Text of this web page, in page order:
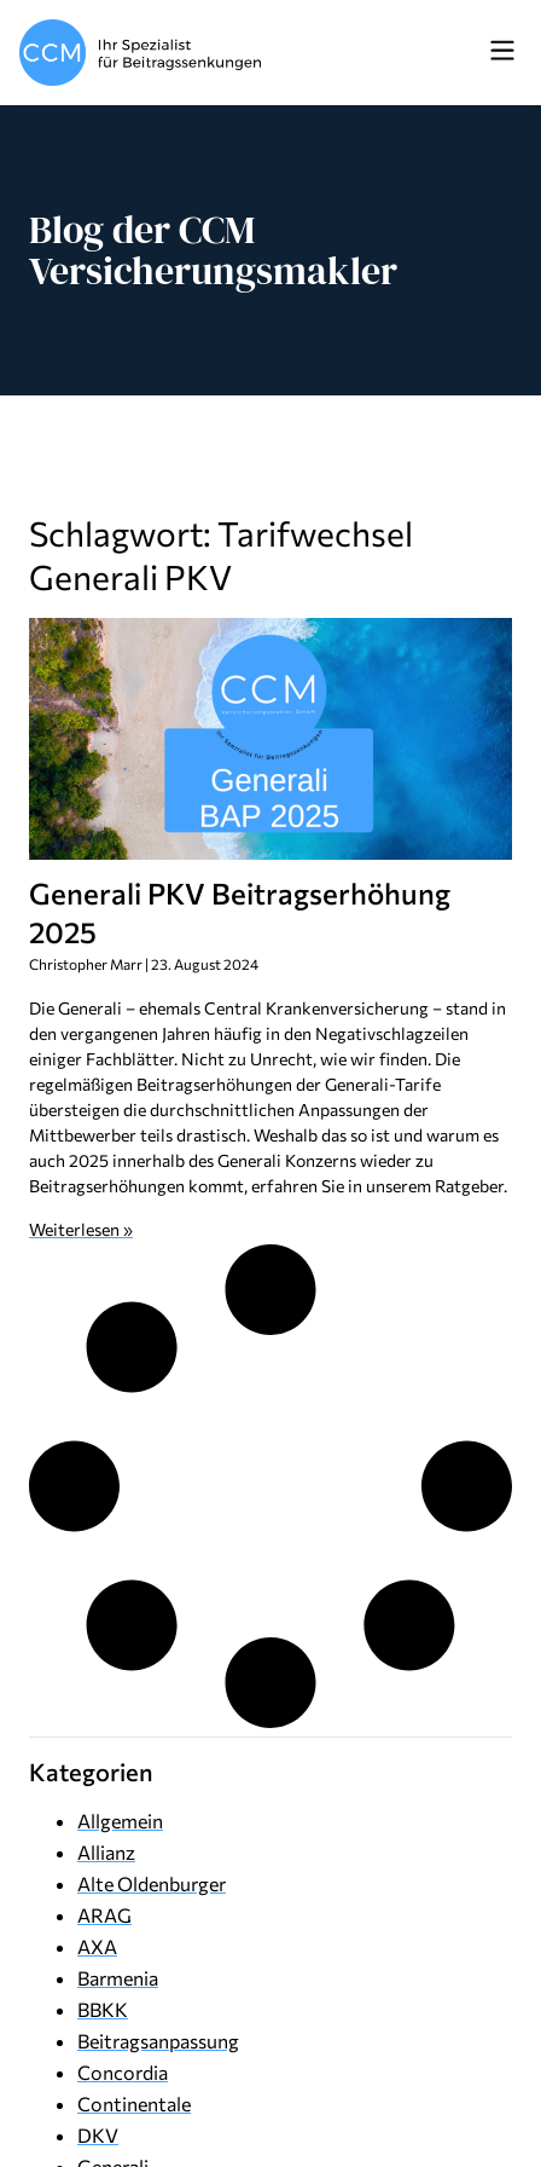
Blog der CCM
Versicherungsmakler
Schlagwort: Tarifwechsel
Generali PKV
Generali PKV Beitragserhöhung
2025
Christopher Marr 23. August 2024
Die Generali – ehemals Central Krankenversicherung – stand in
den vergangenen Jahren häufig in den Negativschlagzeilen
einiger Fachblätter. Nicht zu Unrecht, wie wir finden. Die
regelmäßigen Beitragserhöhungen der Generali-Tarife
übersteigen die durchschnittlichen Anpassungen der
Mittbewerber teils drastisch. Weshalb das so ist und warum es
auch 2025 innerhalb des Generali Konzerns wieder zu
Beitragserhöhungen kommt, erfahren Sie in unserem Ratgeber.
Weiterlesen »
Kategorien
Allgemein
Allianz
Alte Oldenburger
ARAG
AXA
Barmenia
BBKK
Beitragsanpassung
Concordia
Continentale
DKV